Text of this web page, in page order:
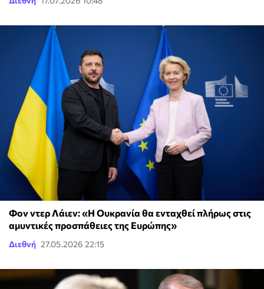
Φον ντερ Λάιεν: «Η Ουκρανία θα ενταχθεί πλήρως στις
αμυντικές προσπάθειες της Ευρώπης»
Διεθνή 27.05.2026 22:15